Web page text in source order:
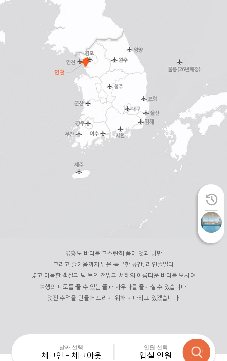
영흥도 바다를 고스란히 품어 멋과 낭만
그리고 즐거움까지 담은 특별한 공간, 라인풀빌라
넓고 아늑한 객실과 탁 트인 전망과 서해의 아름다운 바다를 보시며
여행의 피로를 풀 수 있는 풀과 사우나를 즐기실 수 있습니다.
멋진 추억을 만들어 드리기 위해 기다리고 있겠습니다.
날짜 선택
체크인 - 체크아웃
인원 선택
입실 인원